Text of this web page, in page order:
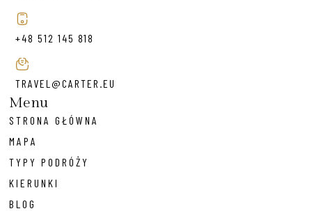
+48 512 145 818
TRAVEL@CARTER.EU
Menu
STRONA GŁÓWNA
MAPA
TYPY PODRÓŻY
KIERUNKI
BLOG